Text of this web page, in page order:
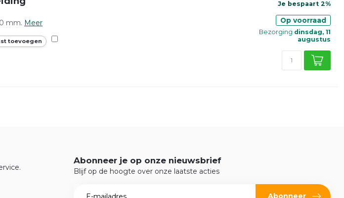
mm. Meer
toevoegen
Je bespaart 2%
Op voorraad
Bezorging dinsdag, 11
augustus
Abonneer je op onze nieuwsbrief
Blijf op de hoogte over onze laatste acties
Abonneer